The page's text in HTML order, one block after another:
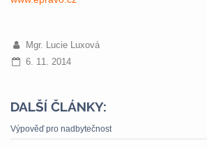
Mgr. Lucie Luxová
6. 11. 2014
DALŠÍ ČLÁNKY:
Výpověď pro nadbytečnost